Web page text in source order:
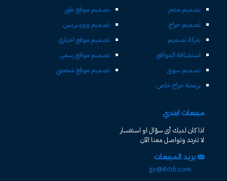
تصميم متجر
تصميم حراج
شركة تصميم
استضافة المواقع
تصميم سوق
برمجة حراج خاص
تصميم موقع طبي
تصميم ووردبريس
تصميم موقع اخباري
تصميم موقع رسمي
تصميم موقع شخصي
مبيعات ابتدي
اذا كان لديك أى سؤال او استفسار
لا تتردد وتواصل معنا الآن
بريد المبيعات
go@ibtdi.com